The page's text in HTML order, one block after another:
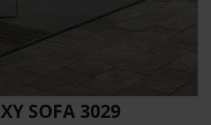
SOFA 3029